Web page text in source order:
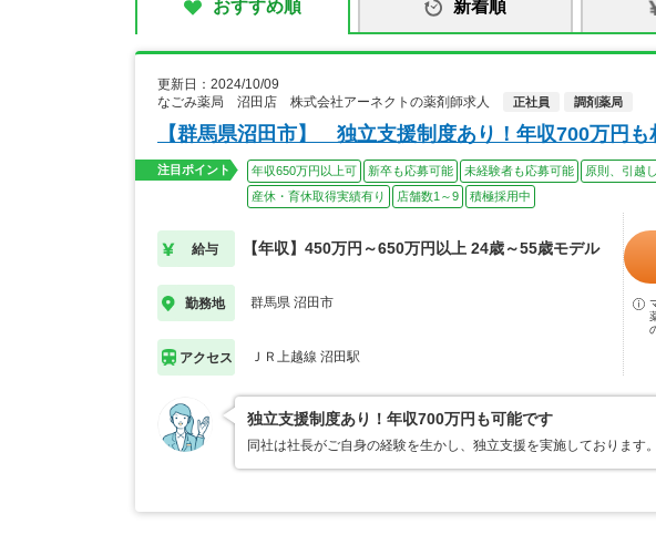
おすすめ順 新着順
更新日：2024/10/09
なごみ薬局 沼田店 株式会社アーネクトの薬剤師求人
正社員 調剤薬局
【群馬県沼田市】 独立支援制度あり！年収700万円も
注目ポイント 年収650万円以上可 新卒も応募可能 未経験者も応募可能 原則、引越
産休・育休取得実績有り
店舗数1～9 積極採用中
給与 【年収】450万円～650万円以上 24歳～55歳モデル
勤務地 群馬県 沼田市
アクセス ＪＲ上越線 沼田駅
独立支援制度あり！年収700万円も可能です
同社は社長がご自身の経験を生かし、独立支援を実施しております